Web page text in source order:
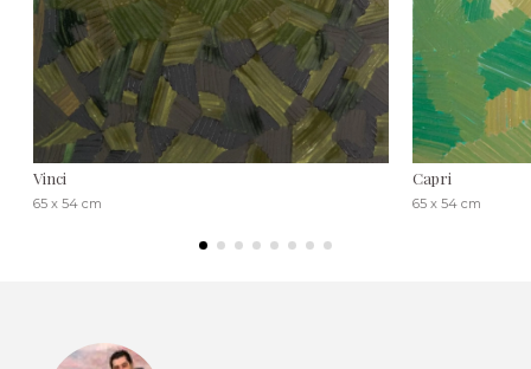
Vinci
65 x 54 cm
Capri
65 x 54 cm